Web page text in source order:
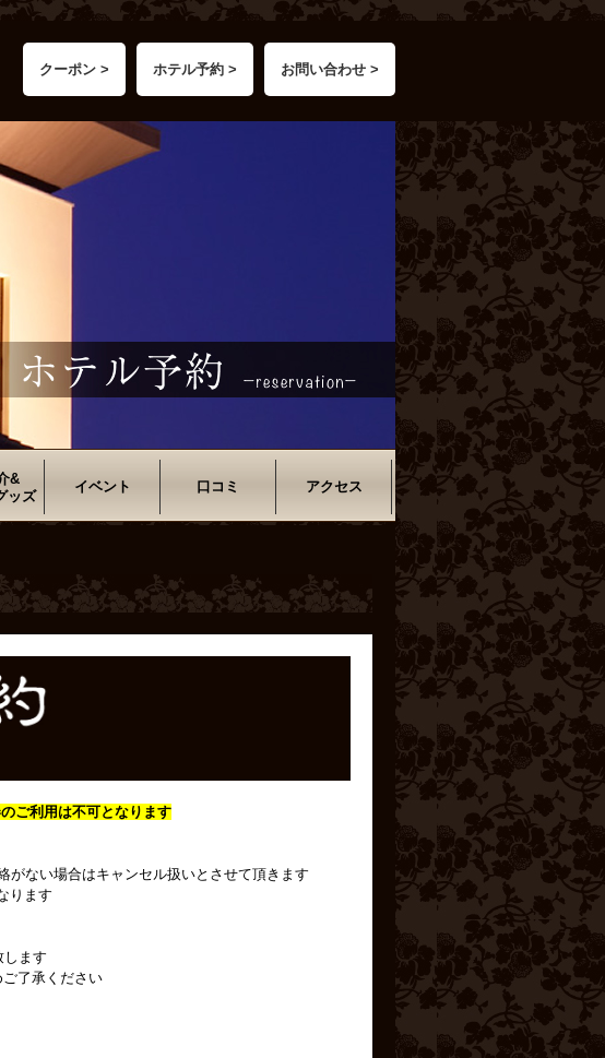
お問い合わせ >
ホテル予約 >
クーポン >
&
ッズ
イベント 口コミ アクセス
ご利用は不可となります
ない場合はキャンセル扱いとさせて頂きます
ります
ます
了承ください